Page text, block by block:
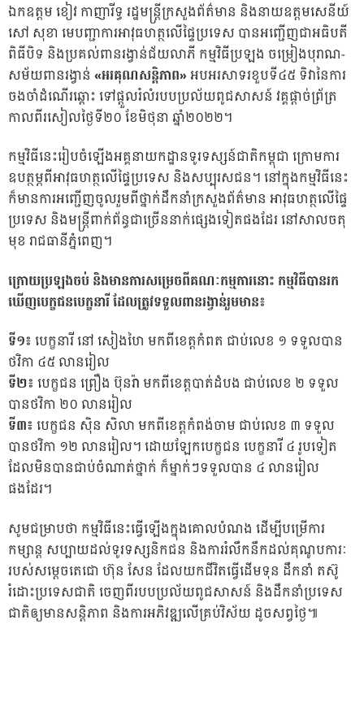
ឯកឧត្តម ខៀវ កាញារីទ្ធ រដ្ឋមន្ត្រីក្រសួងព័ត៌មាន និងនាយឧត្តមសេនីយ៍
សៅ សុខា មេបញ្ជាការអាវុធហត្ថលើផ្ទៃប្រទេស បានអញ្ជើញជាអធិបតី
ពិធីបិទ និងប្រគល់ពានរង្វាន់ជ័យលាភី កម្មវិធីប្រឡង ចម្រៀងបុរាណ-
សម័យពានរង្វាន់ «អរគុណសន្តិភាព»អបអរសាទរខួបទី៤៥ ទិវានៃការ
ចងចាំដំណើរឆ្ពោះ ទៅផ្ដួលរំលំរបបប្រល័យពូជសាសន៍ វគ្គផ្តាច់ព្រ័ត្រ
កាលពីរសៀលថ្ងៃទី២០ ខែមិថុនា ឆ្នាំ២០២២។
កម្មវិធីនេះរៀបចំឡើងអគ្គនាយកដ្ឋានទូរទស្សន៍ជាតិកម្ពុជា ក្រោមការ
ឧបត្ថម្ភពីអាវុធហត្ថលើផ្ទៃប្រទេស និងសប្បុរសជន។ នៅក្នុងកម្មវិធីនេះ
ក៏មានការអញ្ជើញចូលរួមពីថ្នាក់ដឹកនាំក្រសួងព័ត៌មាន អាវុធហត្ថលើផ្ទៃ
ប្រទេស និងមន្រ្តីពាក់ព័ន្ធជាច្រើននាក់ផ្សេងទៀតផងដែរ នៅសាលចតុ
មុខ រាជធានីភ្នំពេញ។
ក្រោយប្រឡងចប់ និងមានការសម្រេចពីគណៈកម្មការនោះ កម្មវិធីបានរក
ឃើញបេក្ខជនបេក្ខនារី ដែលត្រូវទទួលពានរង្វាន់រួមមាន៖
ទី១៖បេក្ខនារី នៅ សៀងហៃ មកពីខេត្តកំពត ជាប់លេខ ១ ទទួលបាន
ថវិកា ៤៥ លានរៀល
ទី២៖បេក្ខជន ព្រឿង ប៊ុនរ៉ា មកពីខេត្តបាត់ដំបង ជាប់លេខ ២ ទទួល
បានថវិកា ២០ លានរៀល
ទី៣៖បេក្ខជន ស៊ិន សិលា មកពីខេត្តកំពង់ចាម ជាប់លេខ ៣ ទទួល
បានថវិកា ១២ លានរៀល។ ដោយឡែកបេក្ខជន បេក្ខនារី ៤ រូបទៀត
ដែលមិនបានជាប់ចំណាត់ថ្នាក់ ក៏ម្នាក់ៗទទួលបាន ៤ លានរៀល
ផងដែរ។
សូមជម្រាបថា កម្មវិធីនេះធ្វើឡើងក្នុងគោលបំណង ដើម្បីបម្រើការ
កម្សាន្ត សប្បាយដល់ទូរទស្សនិកជន និងការរំលឹកនឹកដល់គុណូបការៈ
របស់សម្តេចតេជោ ហ៊ុន សែន ដែលយកជីវិតធ្វើដើមទុន ដឹកនាំ តស៊ូ
រំដោះប្រទេសជាតិ ចេញពីរបបប្រល័យពូជសាសន៍ និងដឹកនាំប្រទេស
ជាតិឲ្យមានសន្តិភាព និងការអភិវឌ្ឍលើគ្រប់វិស័យ ដូចសព្វថ្ងៃ៕